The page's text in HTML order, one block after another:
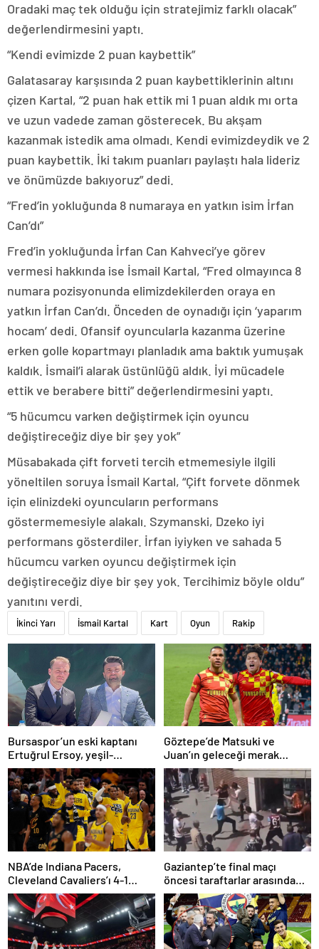
Oradaki maç tek olduğu için stratejimiz farklı olacak”
değerlendirmesini yaptı.
“Kendi evimizde 2 puan kaybettik”
Galatasaray karşısında 2 puan kaybettiklerinin altını
çizen Kartal, “2 puan hak ettik mi 1 puan aldık mı orta
ve uzun vadede zaman gösterecek. Bu akşam
kazanmak istedik ama olmadı. Kendi evimizdeydik ve 2
puan kaybettik. İki takım puanları paylaştı hala lideriz
ve önümüzde bakıyoruz” dedi.
“Fred’in yokluğunda 8 numaraya en yatkın isim İrfan
Can’dı”
Fred’in yokluğunda İrfan Can Kahveci’ye görev
vermesi hakkında ise İsmail Kartal, “Fred olmayınca 8
numara pozisyonunda elimizdekilerden oraya en
yatkın İrfan Can’dı. Önceden de oynadığı için ‘yaparım
hocam’ dedi. Ofansif oyuncularla kazanma üzerine
erken golle kopartmayı planladık ama baktık yumuşak
kaldık. İsmail’i alarak üstünlüğü aldık. İyi mücadele
ettik ve berabere bitti” değerlendirmesini yaptı.
“5 hücumcu varken değiştirmek için oyuncu
değiştireceğiz diye bir şey yok”
Müsabakada çift forveti tercih etmemesiyle ilgili
yöneltilen soruya İsmail Kartal, “Çift forvete dönmek
için elinizdeki oyuncuların performans
göstermemesiyle alakalı. Szymanski, Dzeko iyi
performans gösterdiler. İrfan iyiyken ve sahada 5
hücumcu varken oyuncu değiştirmek için
değiştireceğiz diye bir şey yok. Tercihimiz böyle oldu”
yanıtını verdi.
İkinci Yarı İsmail Kartal Kart Oyun Rakip
Bursaspor’un eski kaptanı
Ertuğrul Ersoy, yeşil-
beyazlılara geri döndü
Göztepe’de Matsuki ve
Juan’ın geleceği merak
konusu
NBA’de Indiana Pacers,
Cleveland Cavaliers’ı 4-1
yenerek konferans finaline
yükseldi
Gaziantep’te final maçı
öncesi taraftarlar arasında
tartışma çıktı